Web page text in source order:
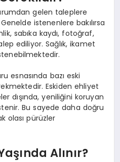
gelen taleplere
istenenlere bakılırsa
sabıka kaydı, fotoğraf,
ediliyor. Sağlık, ikamet
esnasında bazı eski
Eskiden ehliyet
dışında, yeniliğini koruyan
Bu sayede daha doğru
olası pürüzler
Alınır?